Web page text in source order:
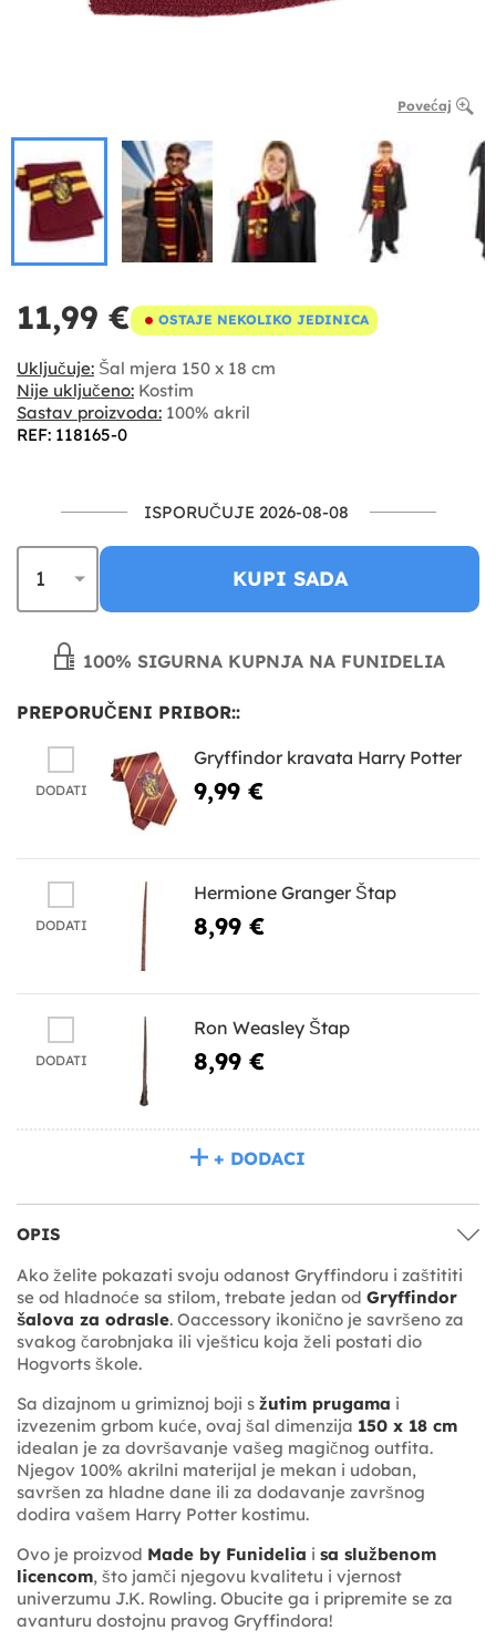
Povećaj
11,99 € OSTAJE NEKOLIKO JEDINICA
Uključuje: Šal mjera 150 x 18 cm
Nije uključeno: Kostim
Sastav proizvoda: 100% akril
REF: 118165-0
ISPORUČUJE 2026-08-08
KUPI SADA
100% SIGURNA KUPNJA NA FUNIDELIA
PREPORUČENI PRIBOR::
DODATI
Gryffindor kravata Harry Potter
9,99 €
DODATI
Hermione Granger Štap
8,99 €
DODATI
Ron Weasley Štap
8,99 €
+ DODACI
OPIS
Ako želite pokazati svoju odanost Gryffindoru i zaštititi
se od hladnoće sa stilom, trebate jedan od Gryffindor
šalova za odrasle. Oaccessory ikonično je savršeno za
svakog čarobnjaka ili vješticu koja želi postati dio
Hogvorts škole.
Sa dizajnom u grimiznoj boji s žutim prugama i
izvezenim grbom kuće, ovaj šal dimenzija 150 x 18 cm
idealan je za dovršavanje vašeg magičnog outfita.
Njegov 100% akrilni materijal je mekan i udoban,
savršen za hladne dane ili za dodavanje završnog
dodira vašem Harry Potter kostimu.
Ovo je proizvod Made by Funidelia i sa službenom
licencom, što jamči njegovu kvalitetu i vjernost
univerzumu J.K. Rowling. Obucite ga i pripremite se za
avanturu dostojnu pravog Gryffindora!